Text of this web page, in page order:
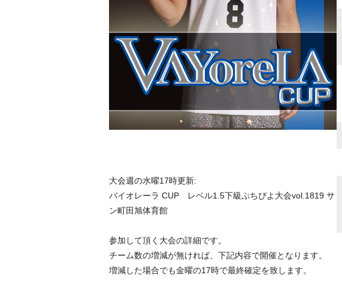
大会週の水曜17時更新:
バイオレーラ CUP レベル1.5下級ぷちぴよ大会vol.1819 サ
ン町田旭体育館
参加して頂く大会の詳細です。
チーム数の増減が無ければ、下記内容で開催となります。
増減した場合でも金曜の17時で最終確定を致します。